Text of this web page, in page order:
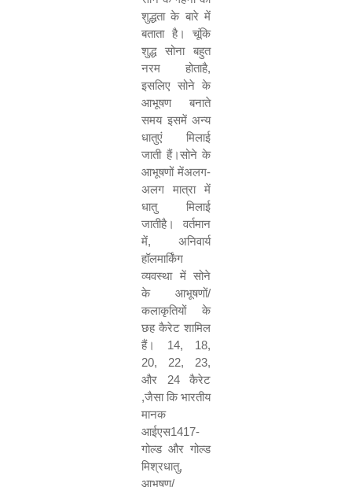
शुद्धता के बारे में
बताता है। चूंकि
शुद्ध सोना बहुत
नरम होताहै,
इसलिए सोने के
आभूषण बनाते
समय इसमें अन्य
धातुएं मिलाई
जाती हैं।सोने के
आभूषणों मेंअलग-
अलग मात्रा में
धातु मिलाई
जातीहै।
वर्तमान
में, अनिवार्य
हॉलमार्किंग
व्यवस्था में सोने
के आभूषणों/
कलाकृतियों के
छह कैरेट शामिल
हैं। 14, 18,
20, 22, 23,
और 24 कैरेट
,जैसा कि भारतीय
मानक
आईएस1417-
गोल्ड और गोल्ड
मिश्रधातु,
आभूषण/